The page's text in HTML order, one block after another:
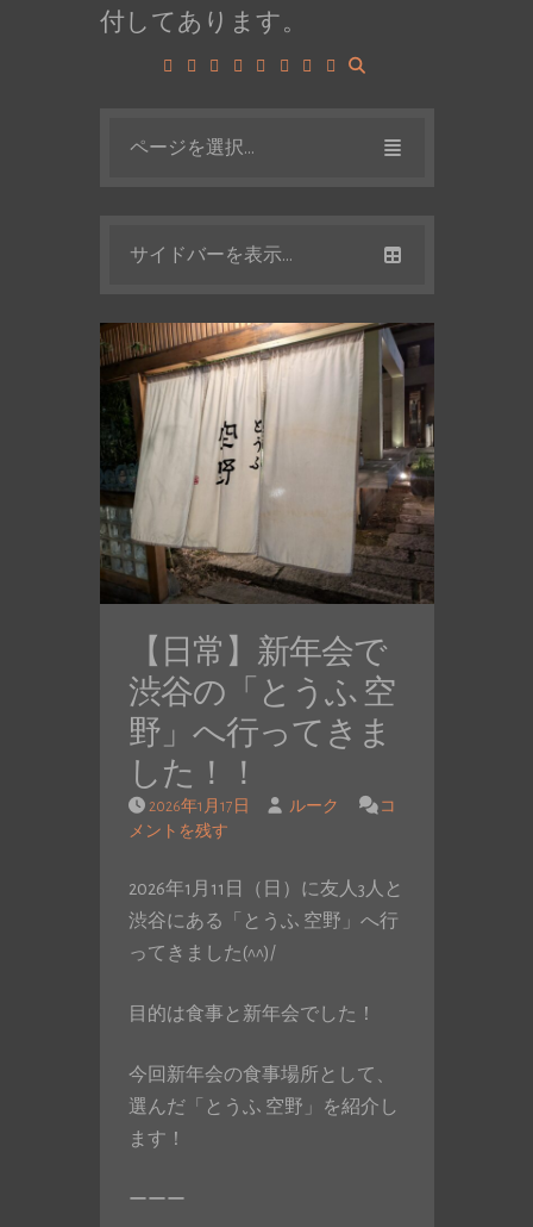
付してあります。
ページを選択...
サイドバーを表示...
【日常】新年会で
渋谷の「とうふ 空
野」へ行ってきま
した！！
2026年1月17日 ルーク
コ
メントを残す
2026年1月11日（日）に友人3人と
渋谷にある「とうふ 空野」へ行
ってきました(^^)/
目的は食事と新年会でした！
今回新年会の食事場所として、
選んだ「とうふ 空野」を紹介し
ます！
ーーー